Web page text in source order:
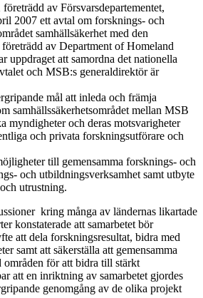
av Försvarsdepartementet,
2007 ett avtal om forsknings- och
samhällsäkerhet med den
av Department of Homeland
uppdraget att samordna det nationella
och MSB:s generaldirektör är
mål att inleda och främja
samhällssäkerhetsområdet mellan MSB
myndigheter och deras motsvarigheter
och privata forskningsutförare och
till gemensamma forsknings- och
och utbildningsverksamhet samt utbyte
utrustning.
kring många av ländernas likartade
konstaterade att samarbetet bör
att dela forskningsresultat, bidra med
samt att säkerställa att gemensamma
områden för att bidra till stärkt
att en inriktning av samarbetet gjordes
genomgång av de olika projekt